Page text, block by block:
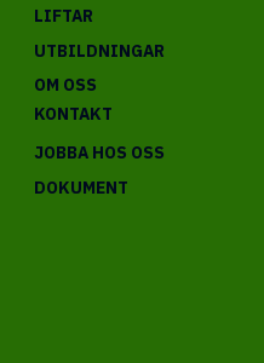
LIFTAR
UTBILDNINGAR
OM OSS
KONTAKT
JOBBA HOS OSS
DOKUMENT